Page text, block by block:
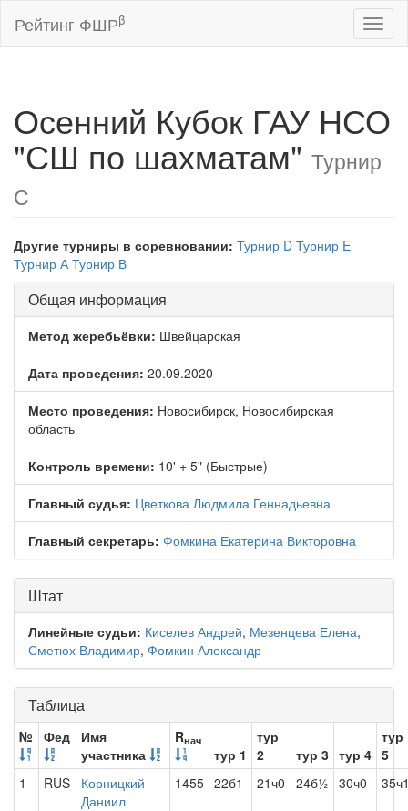
Рейтинг ФШРβ
Осенний Кубок ГАУ НСО
"СШ по шахматам" Турнир
С
Другие турниры в соревновании: Турнир D Турнир E
Турнир А Турнир В
Общая информация
Метод жеребьёвки: Швейцарская
Дата проведения: 20.09.2020
Место проведения: Новосибирск, Новосибирская
область
Контроль времени: 10' + 5" (Быстрые)
Главный судья: Цветкова Людмила Геннадьевна
Главный секретарь: Фомкина Екатерина Викторовна
Штат
Линейные судьи: Киселев Андрей, Мезенцева Елена,
Сметюх Владимир, Фомкин Александр
Таблица
№ Фед
Имя
участника
Rнач
тур 1
тур
2
тур 3 тур 4
тур
5
1
RUS
Корницкий
Даниил
1455 22б1 21ч0 24б½ 30ч0